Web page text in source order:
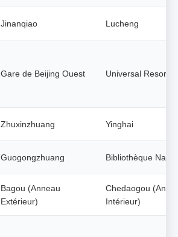
Jinanqiao Lucheng
Gare de Beijing Ouest Universal Resort
Zhuxinzhuang Yinghai
Guogongzhuang Bibliothèque
Bagou (Anneau
Extérieur)
Chedaogou
Intérieur)